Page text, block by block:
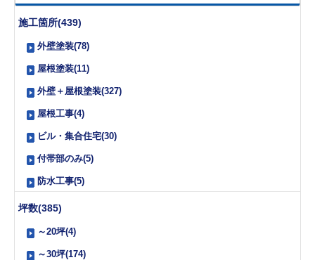
施工箇所(439)
外壁塗装(78)
屋根塗装(11)
外壁＋屋根塗装(327)
屋根工事(4)
ビル・集合住宅(30)
付帯部のみ(5)
防水工事(5)
坪数(385)
～20坪(4)
～30坪(174)